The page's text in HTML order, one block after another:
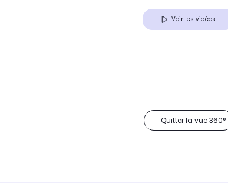
Voir les vidéos
Quitter la vue 360°